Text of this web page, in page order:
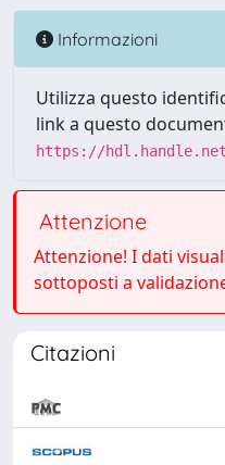
Informazioni
Utilizza questo
link a questo
https://
Attenzione
Attenzione! I dati
sottoposti a
Citazioni